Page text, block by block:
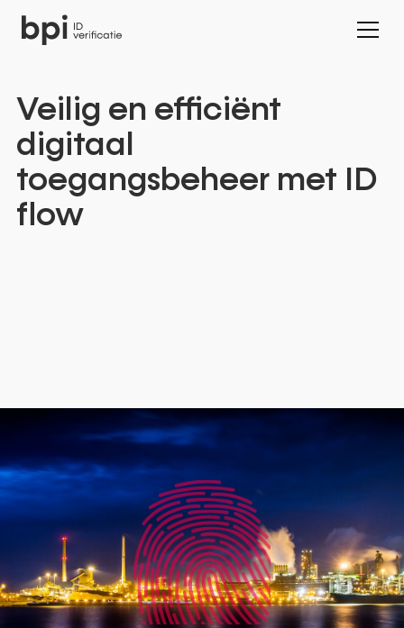
Veilig en efficiënt
digitaal
toegangsbeheer met
ID
flow